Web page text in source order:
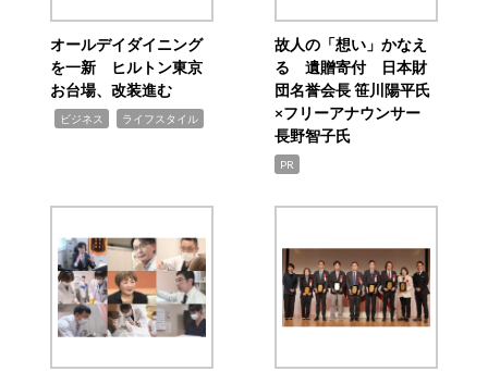
オールデイダイニング
を一新 ヒルトン東京
お台場、改装進む
ビジネス ライフスタイル
故人の「想い」かなえ
る 遺贈寄付 日本財
団名誉会長 笹川陽平氏
×フリーアナウンサー
長野智子氏
PR